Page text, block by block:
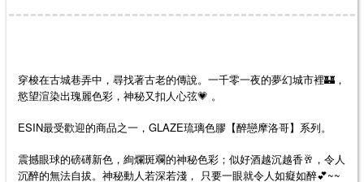
穿梭在古城巷弄中，尋找著古老的傳說。一千零一夜的夢幻城市裡🏰，
慾望渲染出瑰麗色彩，神秘又扣人心弦💗 。
ESIN最受歡迎的商品之一，GLAZE琉璃色膠【醉戀摩洛哥】系列。
震撼眼球的磅礡新色，絢爛斑斕的神秘色彩；似好酒越沉越香🥂，令人
沉醉的無法自拔。神秘動人若深若淺， 只要一眼就令人如癡如醉💕~~